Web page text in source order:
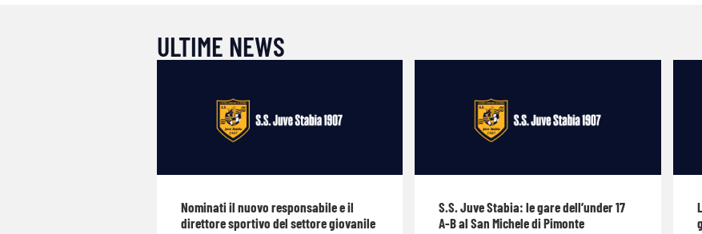
ULTIME NEWS
Nominati il nuovo responsabile e il
direttore sportivo del settore giovanile
S.S. Juve Stabia: le gare dell’under 17
A-B al San Michele di Pimonte